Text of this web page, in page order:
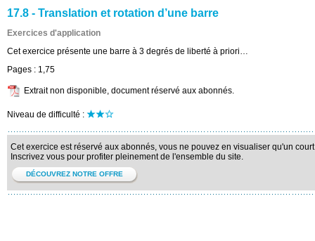
17.8 - Translation et rotation d’une barre
Exercices d'application
Cet exercice présente une barre à 3 degrés de liberté à priori…
Pages : 1,75
Extrait non disponible, document réservé aux abonnés.
Niveau de difficulté :
Cet exercice est réservé aux abonnés, vous ne pouvez en visualiser qu'un
Inscrivez vous pour profiter pleinement de l'ensemble du site.
DÉCOUVREZ NOTRE OFFRE